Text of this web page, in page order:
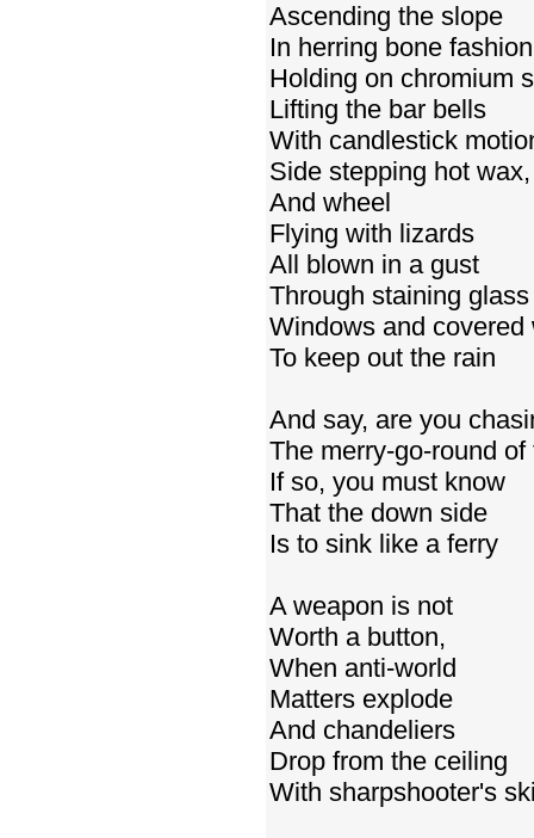
Ascending the slope
In herring bone fashion
Holding on chromium
Lifting the bar bells
With candlestick
Side stepping hot wax,
And wheel
Flying with lizards
All blown in a gust
Through staining glass
Windows and covered
To keep out the rain
And say, are you
The merry-go-round of
If so, you must know
That the down side
Is to sink like a ferry
A weapon is not
Worth a button,
When anti-world
Matters explode
And chandeliers
Drop from the ceiling
With sharpshooter's